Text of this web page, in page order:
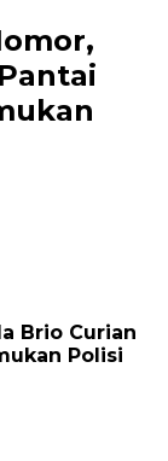
Brio Curian
Polisi